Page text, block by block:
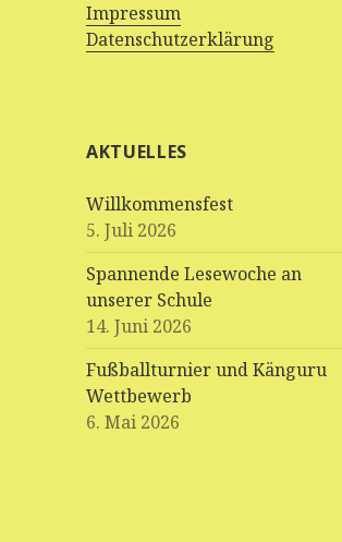
Impressum
Datenschutzerklärung
AKTUELLES
Willkommensfest
5. Juli 2026
Spannende Lesewoche an
unserer Schule
14. Juni 2026
Fußballturnier und Känguru
Wettbewerb
6. Mai 2026